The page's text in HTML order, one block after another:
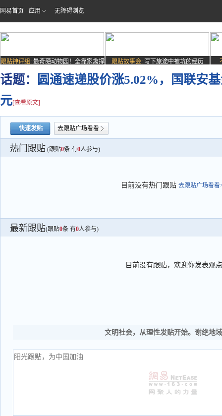
网易首页 应用 无障碍浏览
跟贴神评组: 最奇葩动物园！全靠家禽撑
场子
跟贴故事会: 写下旅途中被坑的经历
话题：
圆通速递股价涨5.02%，国联安
元[查看原文]
快速发贴 去跟贴广场看看
热门跟贴 (跟贴0条 有0人参与)
目前没有热门跟贴 去跟贴广场看看
最新跟贴(跟贴0条 有0人参与)
目前没有跟贴，欢迎你发表观点
文明社会，从理性发贴开始。谢绝地